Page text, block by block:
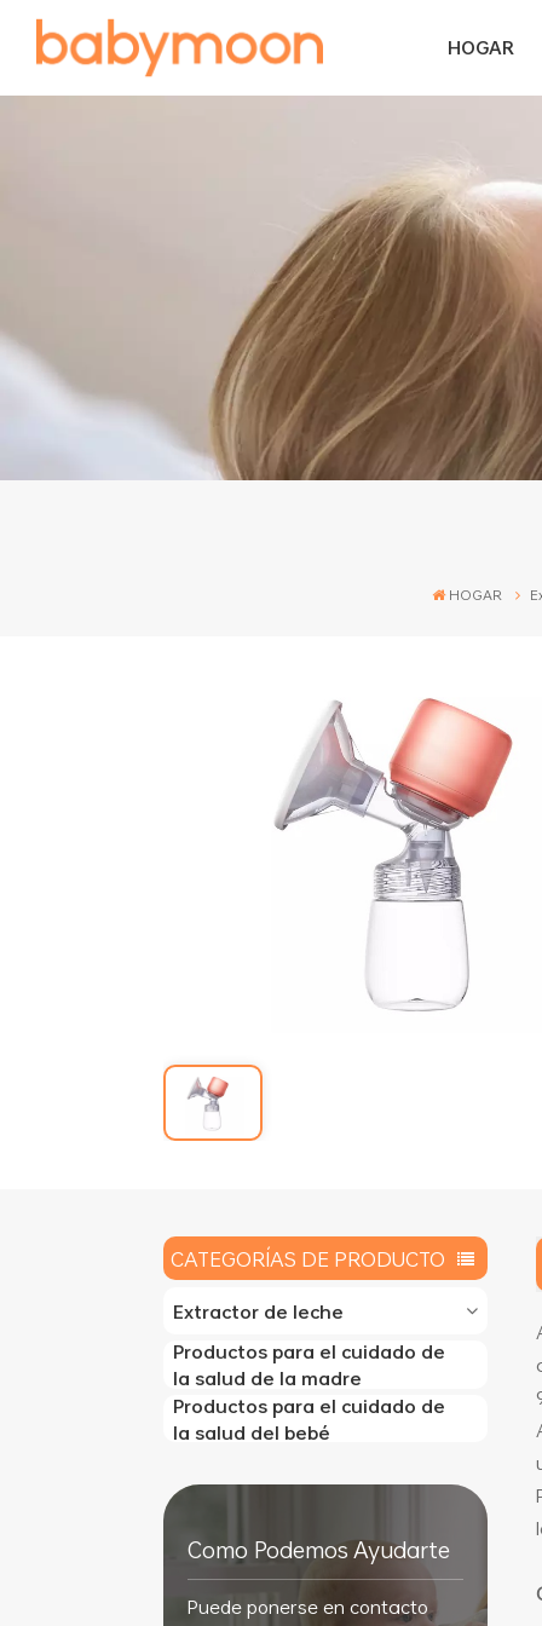
HOGAR
HOGAR
CATEGORÍAS DE PRODUCTO
Extractor de leche
Productos para el cuidado de
la salud de la madre
Productos para el cuidado de
la salud del bebé
Como Podemos Ayudarte
Puede ponerse en contacto